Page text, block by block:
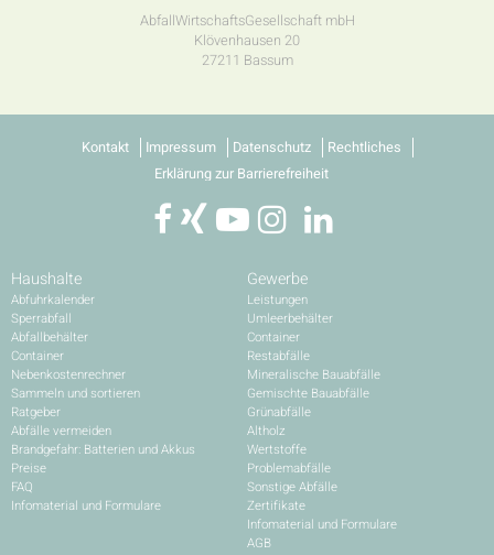
AbfallWirtschaftsGesellschaft mbH
Klövenhausen 20
27211 Bassum
Kontakt Impressum Datenschutz
Rechtliches
Erklärung zur Barrierefreiheit
Haushalte
Abfuhrkalender
Sperrabfall
Abfallbehälter
Container
Nebenkostenrechner
Sammeln und sortieren
Ratgeber
Abfälle vermeiden
Brandgefahr: Batterien und Akkus
Preise
FAQ
Infomaterial und Formulare
Gewerbe
Leistungen
Umleerbehälter
Container
Restabfälle
Mineralische Bauabfälle
Gemischte Bauabfälle
Grünabfälle
Altholz
Wertstoffe
Problemabfälle
Sonstige Abfälle
Zertifikate
Infomaterial und Formulare
AGB